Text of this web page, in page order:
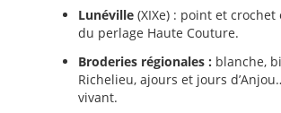
Lunéville (XIXe) : point et crochet
du perlage Haute Couture.
Broderies régionales : blanche,
Richelieu, ajours et jours
vivant.